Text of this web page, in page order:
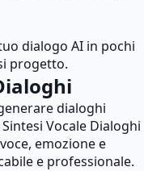
dialogo AI in pochi
progetto.
dialoghi
Vocale Dialoghi
emozione e
e professionale.